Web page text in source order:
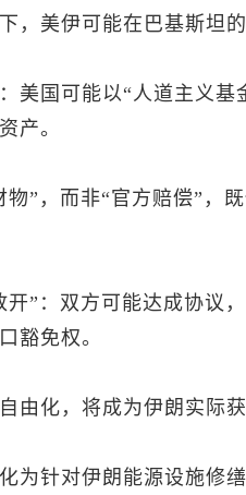
，美伊可能在巴基斯坦
美国可能以“人道主义
产。
物”，而非“官方赔偿”，
开”：双方可能达成协议
豁免权。
由化，将成为伊朗实际
为针对伊朗能源设施修